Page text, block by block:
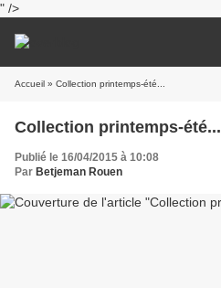
" />
Accueil » Collection printemps-été...
Collection printemps-été...
Publié le 16/04/2015 à 10:08
Par Betjeman Rouen